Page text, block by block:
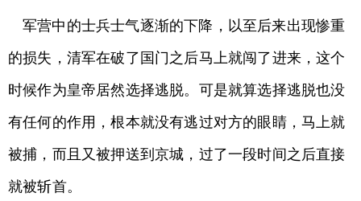
军营中的士兵士气逐渐的下降，以至后来出现惨重
的损失，清军在破了国门之后马上就闯了进来，这个
时候作为皇帝居然选择逃脱。可是就算选择逃脱也没
有任何的作用，根本就没有逃过对方的眼睛，马上就
被捕，而且又被押送到京城，过了一段时间之后直接
就被斩首。